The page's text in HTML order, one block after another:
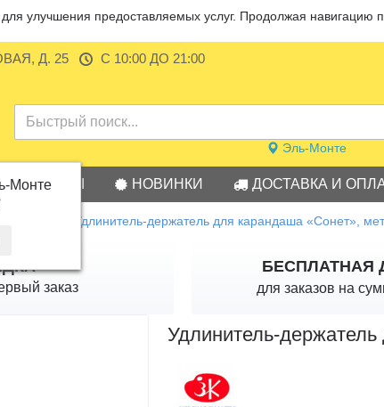
улучшения предоставляемых услуг. Продолжая навигацию
Д. 25 С 10:00 ДО 21:00
Эль-Монте
Монте
БРЕНДЫ НОВИНКИ ДОСТАВКА И
Удлинитель-держатель для карандаша «Сонет»,
заказ
БЕСПЛАТНАЯ
для заказов на
Удлинитель-